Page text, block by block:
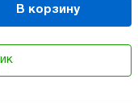
В корзину